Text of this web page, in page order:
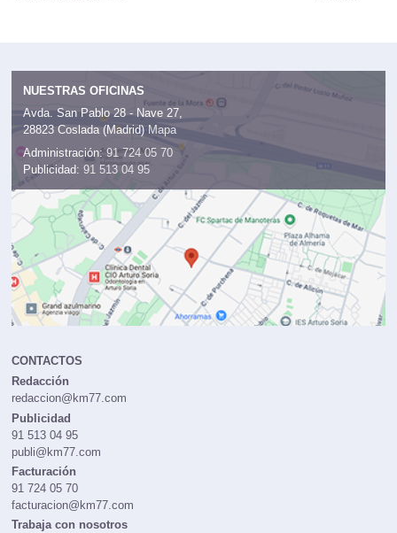
NUESTRAS OFICINAS
Avda. San Pablo 28 - Nave 27,
28823 Coslada (Madrid) Mapa
Administración: 91 724 05 70
Publicidad: 91 513 04 95
CONTACTOS
Redacción
redaccion@km77.com
Publicidad
91 513 04 95
publi@km77.com
Facturación
91 724 05 70
facturacion@km77.com
Trabaja con nosotros